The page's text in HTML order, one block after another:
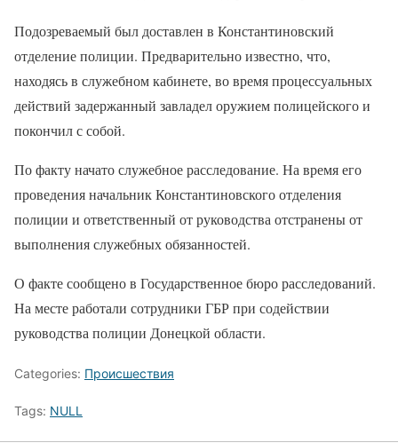
Подозреваемый был доставлен в Константиновский
отделение полиции. Предварительно известно, что,
находясь в служебном кабинете, во время процессуальных
действий задержанный завладел оружием полицейского и
покончил с собой.
По факту начато служебное расследование. На время его
проведения начальник Константиновского отделения
полиции и ответственный от руководства отстранены от
выполнения служебных обязанностей.
О факте сообщено в Государственное бюро расследований.
На месте работали сотрудники ГБР при содействии
руководства полиции Донецкой области.
Categories: Происшествия
Tags: NULL